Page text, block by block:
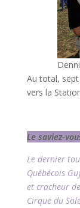
Au total,
vers la
Le saviez-
Le dernier
Québécois
et cracheur
Cirque du